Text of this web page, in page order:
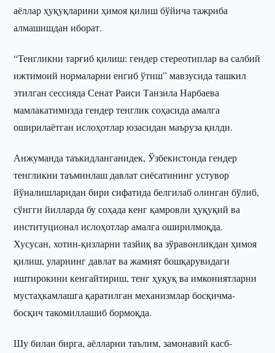
аёллар ҳуқуқларини ҳимоя қилиш бўйича тажриба
алмашишдан иборат.
“Тенгликни тарғиб қилиш: гендер стереотиплар ва салбий
ижтимоий нормаларни енгиб ўтиш” мавзусида ташкил
этилган сессияда Сенат Раиси Танзила Нарбаева
мамлакатимизда гендер тенглик соҳасида амалга
оширилаётган ислоҳотлар юзасидан маъруза қилди.
Анжуманда таъкидланганидек, Ўзбекистонда гендер
тенгликни таъминлаш давлат сиёсатининг устувор
йўналишларидан бири сифатида белгилаб олинган бўлиб,
сўнгги йилларда бу соҳада кенг қамровли ҳуқуқий ва
институционал ислоҳотлар амалга оширилмоқда.
Хусусан, хотин-қизларни тазйиқ ва зўравонликдан ҳимоя
қилиш, уларнинг давлат ва жамият бошқарувидаги
иштирокини кенгайтириш, тенг ҳуқуқ ва имкониятларни
мустаҳкамлашга қаратилган механизмлар босқичма-
босқич такомиллашиб бормоқда.
Шу билан бирга, аёлларни таълим, замонавий касб-